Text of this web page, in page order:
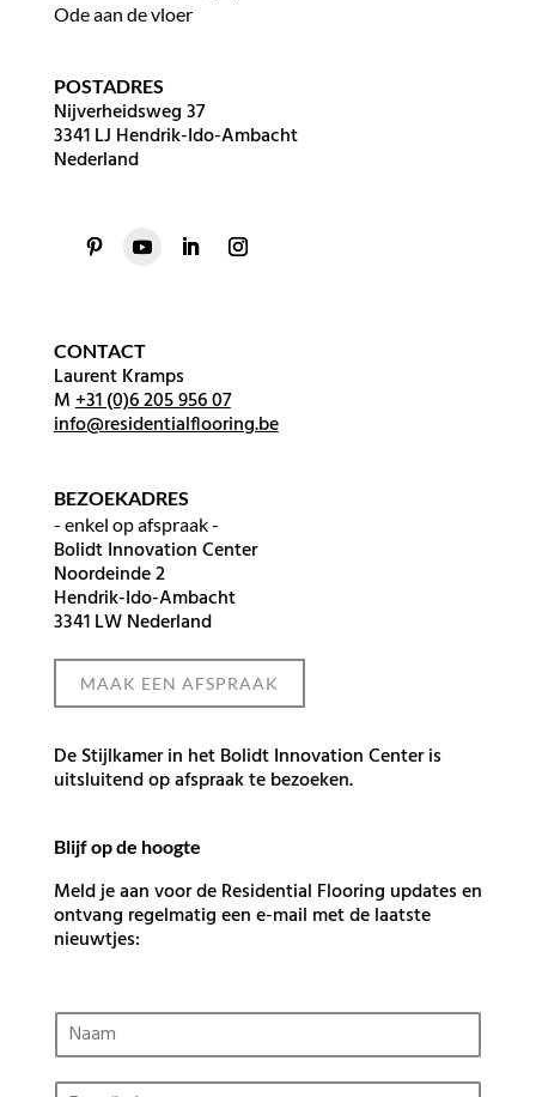
Ode aan de vloer
POSTADRES
Nijverheidsweg 37
3341 LJ Hendrik-Ido-Ambacht
Nederland
CONTACT
Laurent Kramps
M+31 (0)6 205 956 07
info@residentialflooring.be
BEZOEKADRES
- enkel op afspraak -
Bolidt Innovation Center
Noordeinde 2
Hendrik-Ido-Ambacht
3341 LW Nederland
MAAK EEN AFSPRAAK
De Stijlkamer in het Bolidt Innovation Center is
uitsluitend op afspraak te bezoeken.
Blijf op de hoogte
Meld je aan voor de Residential Flooring updates en
ontvang regelmatig een e-mail met de laatste
nieuwtjes:
N